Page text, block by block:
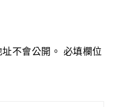
不會公開。 必填欄位